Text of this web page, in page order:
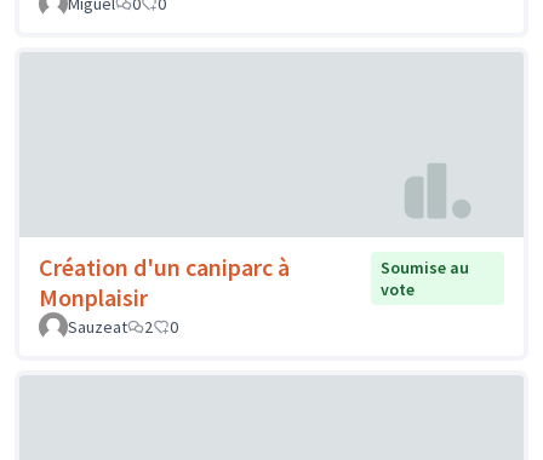
Création d'un caniparc à
Monplaisir
Soumise au
vote
Sauzeat
2 0